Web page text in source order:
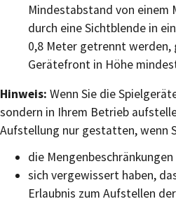
Mindestabstand von
durch eine Sichtblende in
0,8 Meter getrennt werden,
Gerätefront in Höhe
Hinweis: Wenn Sie die
sondern in Ihrem Betrieb
Aufstellung nur gestatten, wenn
die
sich vergewissert haben,
Erlaubnis zum Aufstellen